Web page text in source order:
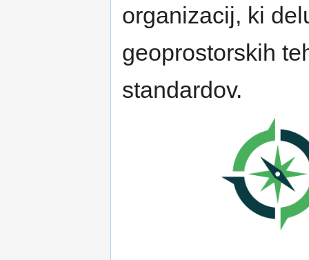
organizacij, ki
geoprostorskih
standardov.